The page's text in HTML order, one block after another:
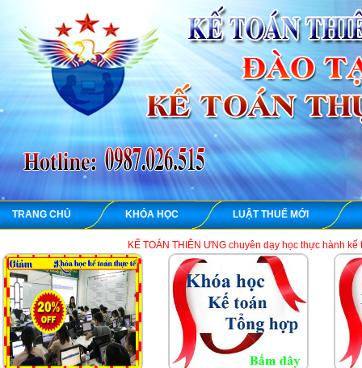
TRANG CHỦ KHÓA HỌC LUẬT THUẾ MỚI
KẾ TOÁN THIÊN ƯNG chuyên dạy